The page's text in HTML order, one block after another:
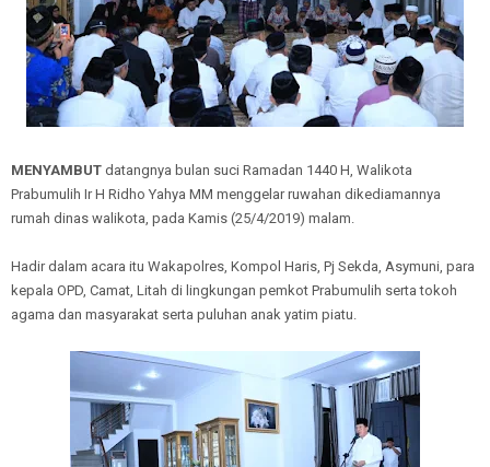
MENYAMBUT datangnya bulan suci Ramadan 1440 H, Walikota
Prabumulih Ir H Ridho Yahya MM menggelar ruwahan dikediamannya
rumah dinas walikota, pada Kamis (25/4/2019) malam.
Hadir dalam acara itu Wakapolres, Kompol Haris, Pj Sekda, Asymuni, para
kepala OPD, Camat, Litah di lingkungan pemkot Prabumulih serta tokoh
agama dan masyarakat serta puluhan anak yatim piatu.